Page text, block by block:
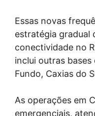
Essas novas
estratégia gradual
conectividade no
inclui outras bases
Fundo, Caxias do
As operações em
emergenciais,